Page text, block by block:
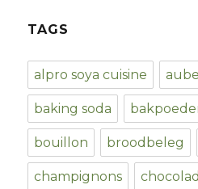
TAGS
alpro soya cuisine
baking soda
bouillon broodbeleg
champignons